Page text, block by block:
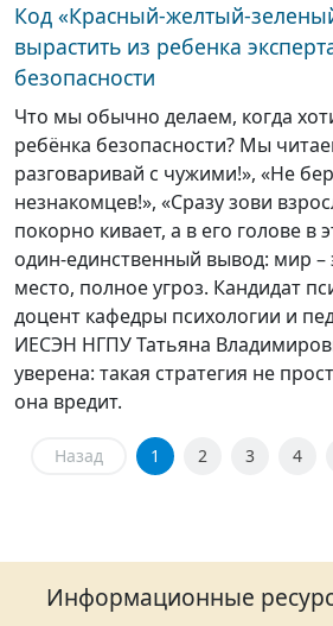
Код «Красный-желтый-
вырастить из ребенка
безопасности
Что мы обычно делаем, когда
ребёнка безопасности? Мы
разговаривай с чужими!», «Не
незнакомцев!», «Сразу зови
покорно кивает, а в его голове в
один-единственный вывод: мир –
место, полное угроз. Кандидат
доцент кафедры психологии и
ИЕСЭН НГПУ Татьяна
уверена: такая стратегия не
она вредит.
Назад 1 2 3 4
Информационные